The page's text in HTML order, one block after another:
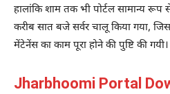
हालांकि शाम तक भी पोर्टल सामान्य
करीब सात बजे सर्वर चालू किया गया,
मेंटेनेंस का काम पूरा होने की पुष्टि की गयी।
Jharbhoomi Portal